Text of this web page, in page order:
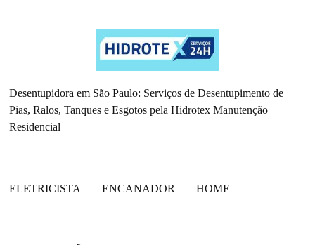
Desentupidora em São Paulo: Serviços de Desentupimento de
Pias, Ralos, Tanques e Esgotos pela Hidrotex Manutenção
Residencial
ELETRICISTA ENCANADOR HOME